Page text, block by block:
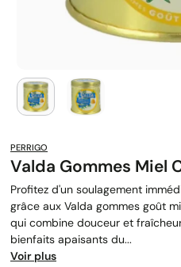
PERRIGO
Valda Gommes Miel
Profitez d'un soulagement
grâce aux Valda gommes goût
qui combine douceur et
bienfaits apaisants du...
Voir plus